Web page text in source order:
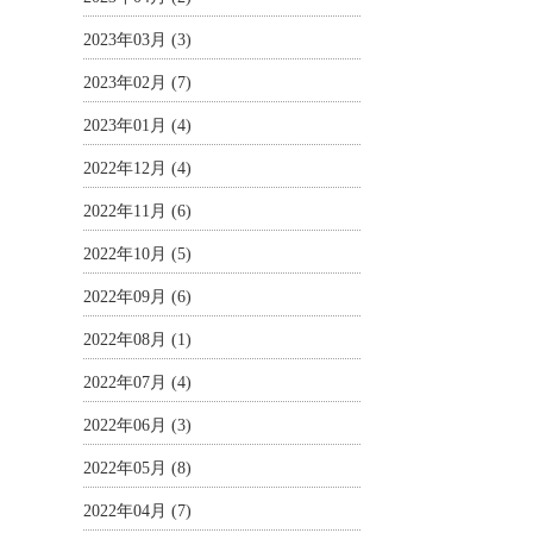
2023年03月 (3)
2023年02月 (7)
2023年01月 (4)
2022年12月 (4)
2022年11月 (6)
2022年10月 (5)
2022年09月 (6)
2022年08月 (1)
2022年07月 (4)
2022年06月 (3)
2022年05月 (8)
2022年04月 (7)